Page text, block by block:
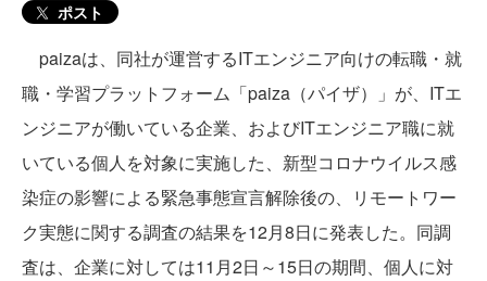
ポスト
paizaは、同社が運営するITエンジニア向けの転職・就
職・学習プラットフォーム「paiza（パイザ）」が、ITエ
ンジニアが働いている企業、およびITエンジニア職に就
いている個人を対象に実施した、新型コロナウイルス感
染症の影響による緊急事態宣言解除後の、リモートワー
ク実態に関する調査の結果を12月8日に発表した。同調
査は、企業に対しては11月2日～15日の期間、個人に対